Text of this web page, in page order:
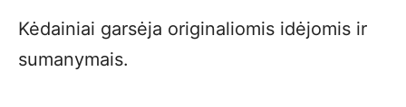
Kėdainiai garsėja originaliomis idėjomis ir
sumanymais.